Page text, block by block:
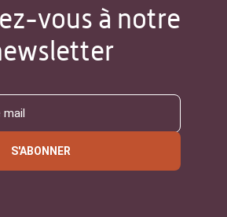
vous à notre
S'ABONNER